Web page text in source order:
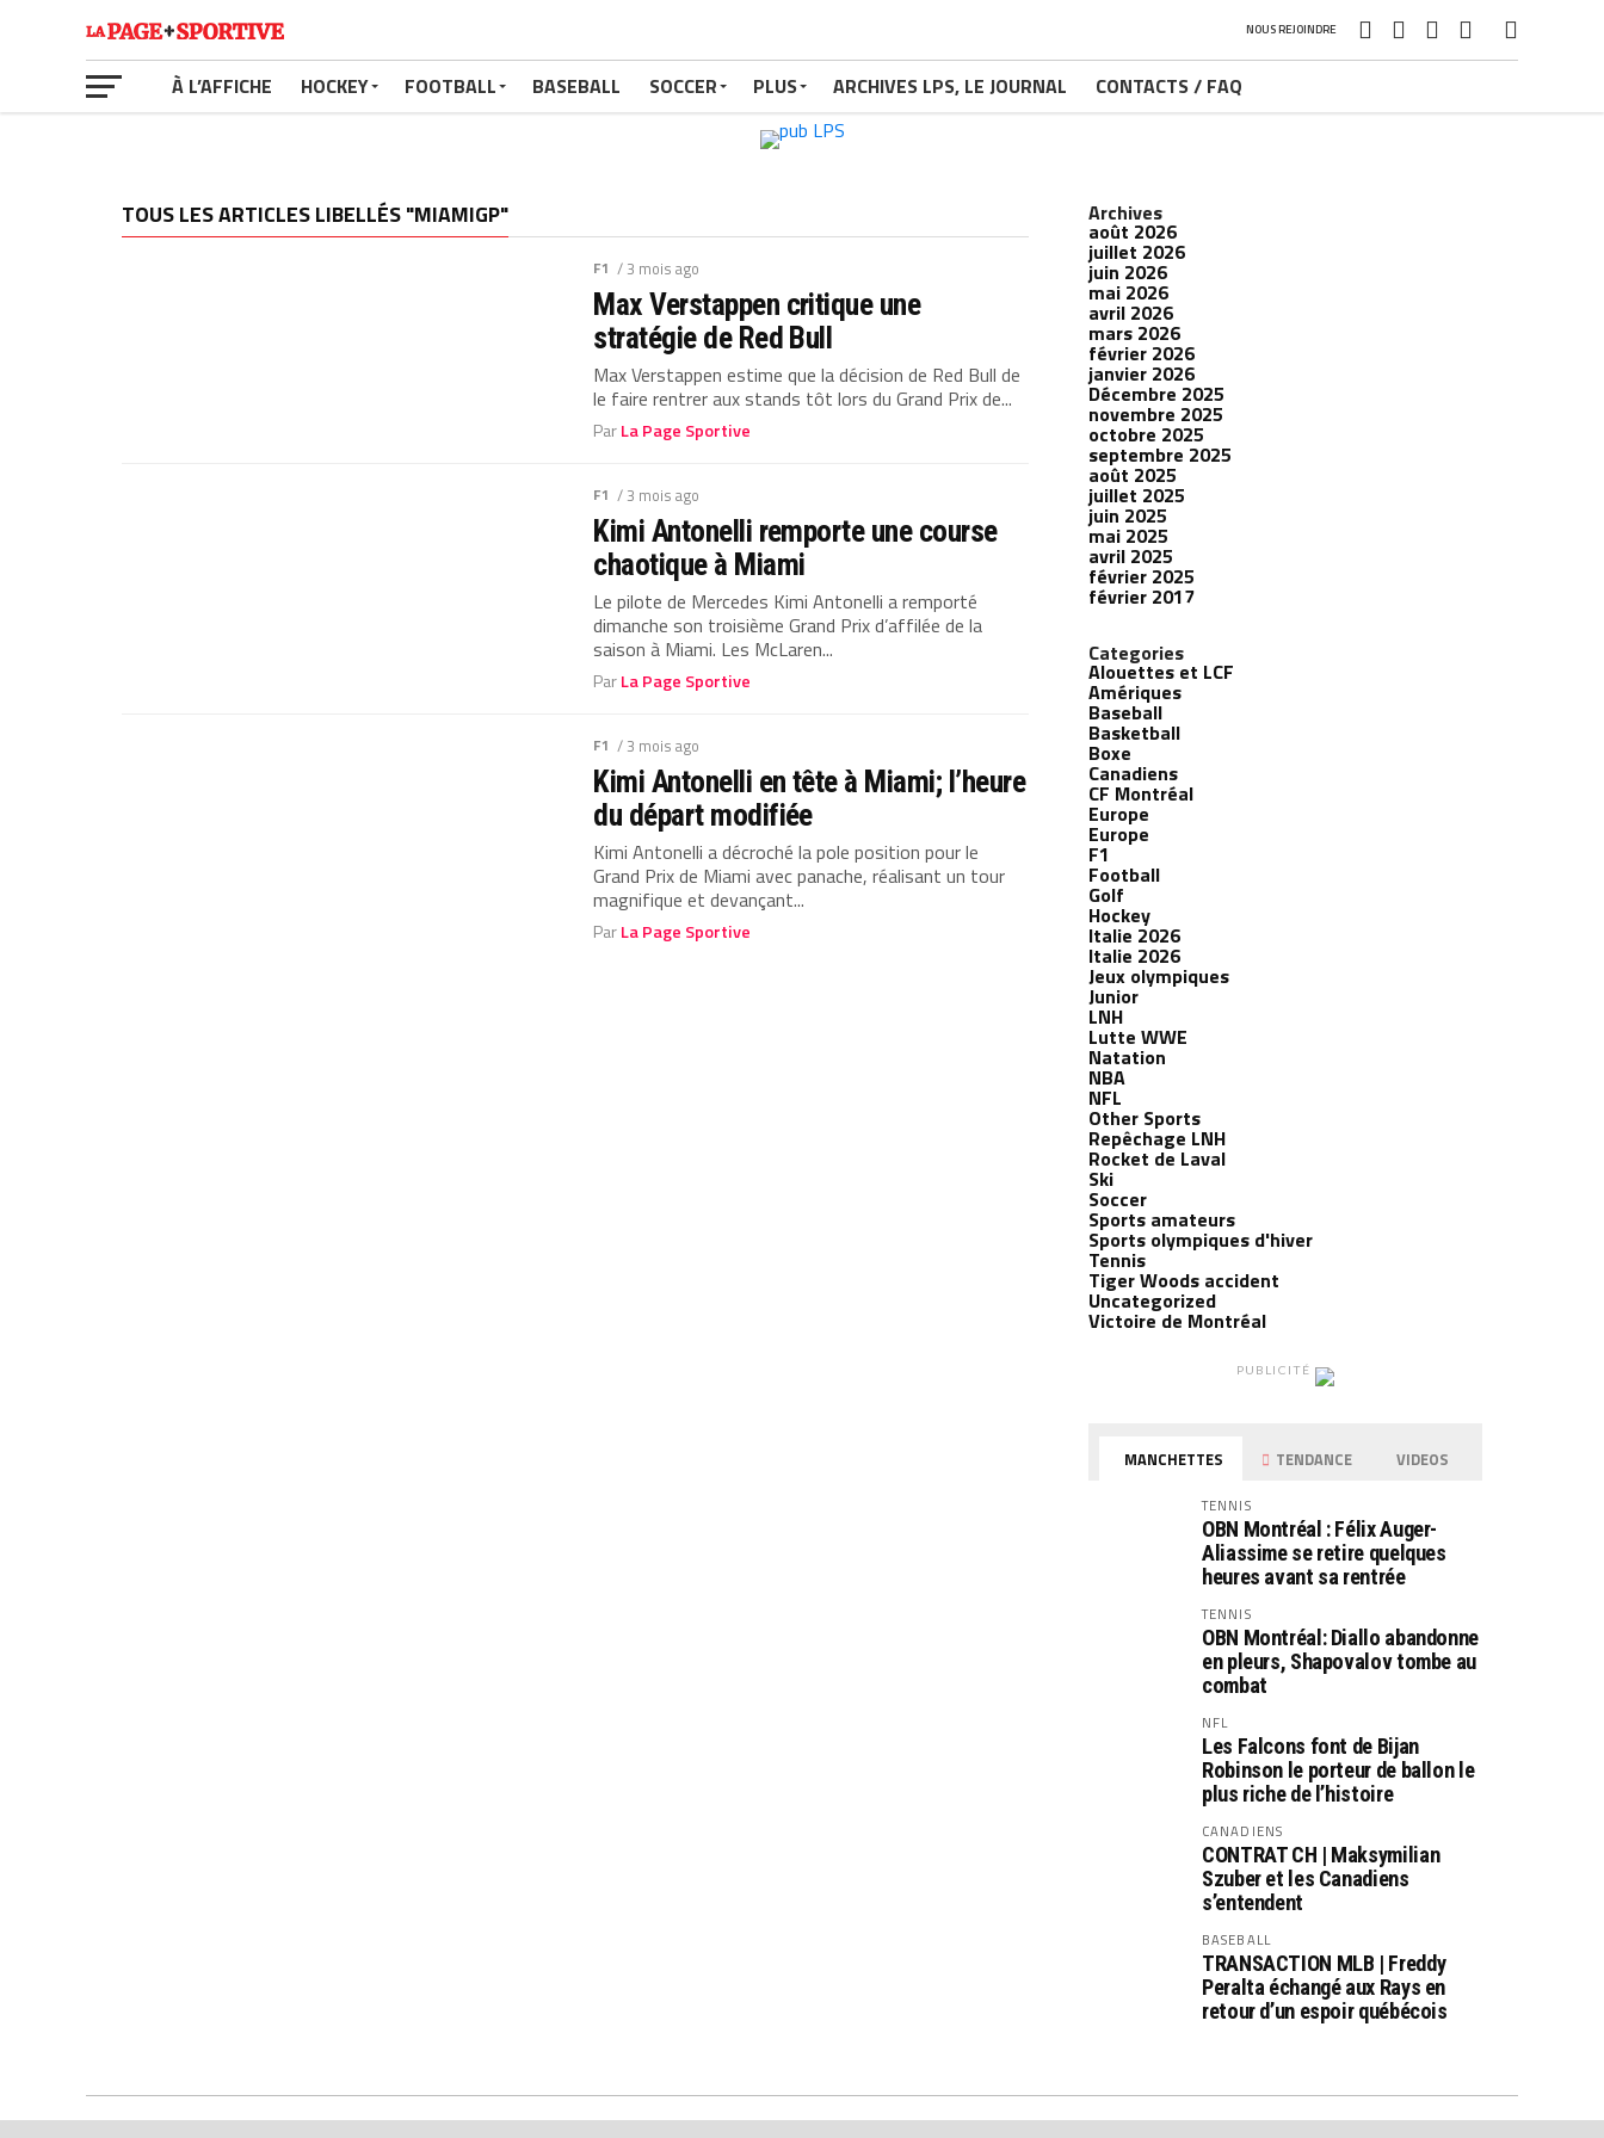
NOUS REJOINDRE
À L’AFFICHE HOCKEY FOOTBALL BASEBALL SOCCER PLUS ARCHIVES LPS, LE JOURNAL CONTACTS / FAQ
TOUS LES ARTICLES LIBELLÉS "MIAMIGP"
F1 / 3 mois ago
Max Verstappen critique une
stratégie de Red Bull
Max Verstappen estime que la décision de Red Bull de
le faire rentrer aux stands tôt lors du Grand Prix de...
ParLa Page Sportive
F1 / 3 mois ago
Kimi Antonelli remporte une course
chaotique à Miami
Le pilote de Mercedes Kimi Antonelli a remporté
dimanche son troisième Grand Prix d’affilée de la
saison à Miami. Les McLaren...
ParLa Page Sportive
F1 / 3 mois ago
Kimi Antonelli en tête à Miami; l’heure
du départ modifiée
Kimi Antonelli a décroché la pole position pour le
Grand Prix de Miami avec panache, réalisant un tour
magnifique et devançant...
ParLa Page Sportive
Archives
août 2026
juillet 2026
juin 2026
mai 2026
avril 2026
mars 2026
février 2026
janvier 2026
Décembre 2025
novembre 2025
octobre 2025
septembre 2025
août 2025
juillet 2025
juin 2025
mai 2025
avril 2025
février 2025
février 2017
Categories
Alouettes et LCF
Amériques
Baseball
Basketball
Boxe
Canadiens
CF Montréal
Europe
Europe
F1
Football
Golf
Hockey
Italie 2026
Italie 2026
Jeux olympiques
Junior
LNH
Lutte WWE
Natation
NBA
NFL
Other Sports
Repêchage LNH
Rocket de Laval
Ski
Soccer
Sports amateurs
Sports olympiques d'hiver
Tennis
Tiger Woods accident
Uncategorized
Victoire de Montréal
PUBLICITÉ
MANCHETTES TENDANCE VIDEOS
TENNIS
OBN Montréal : Félix Auger-
Aliassime se retire quelques
heures avant sa rentrée
TENNIS
OBN Montréal: Diallo abandonne
en pleurs, Shapovalov tombe au
combat
NFL
Les Falcons font de Bijan
Robinson le porteur de ballon le
plus riche de l’histoire
CANADIENS
CONTRAT CH | Maksymilian
Szuber et les Canadiens
s’entendent
BASEBALL
TRANSACTION MLB | Freddy
Peralta échangé aux Rays en
retour d’un espoir québécois